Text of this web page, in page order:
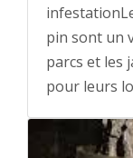
pin sont un
parcs et les
pour leurs